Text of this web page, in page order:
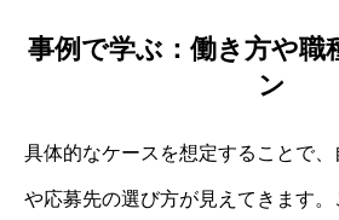
事例で学ぶ：働き方や職
ン
具体的なケースを想定することで
や応募先の選び方が見えてきます